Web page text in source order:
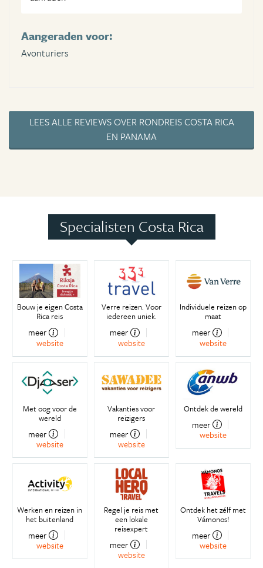
Aangeraden voor:
Avonturiers
LEES ALLE REVIEWS OVER RONDREIS COSTA RICA
EN PANAMA
Specialisten Costa Rica
Bouw je eigen Costa
Rica reis
meer
website
Verre reizen. Voor
iedereen uniek.
meer
website
Individuele reizen op
maat
meer
website
Met oog voor de
wereld
meer
website
Vakanties voor
reizigers
meer
website
Ontdek de wereld
meer
website
Werken en reizen in
het buitenland
meer
website
Regel je reis met
een lokale
reisexpert
meer
website
Ontdek het zélf met
Vámonos!
meer
website